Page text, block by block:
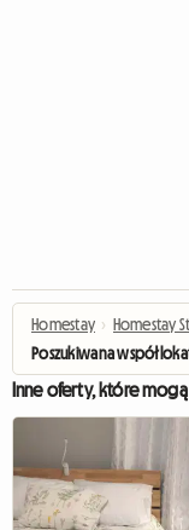
Homestay › Homestay
Poszukiwana
Inne oferty, które